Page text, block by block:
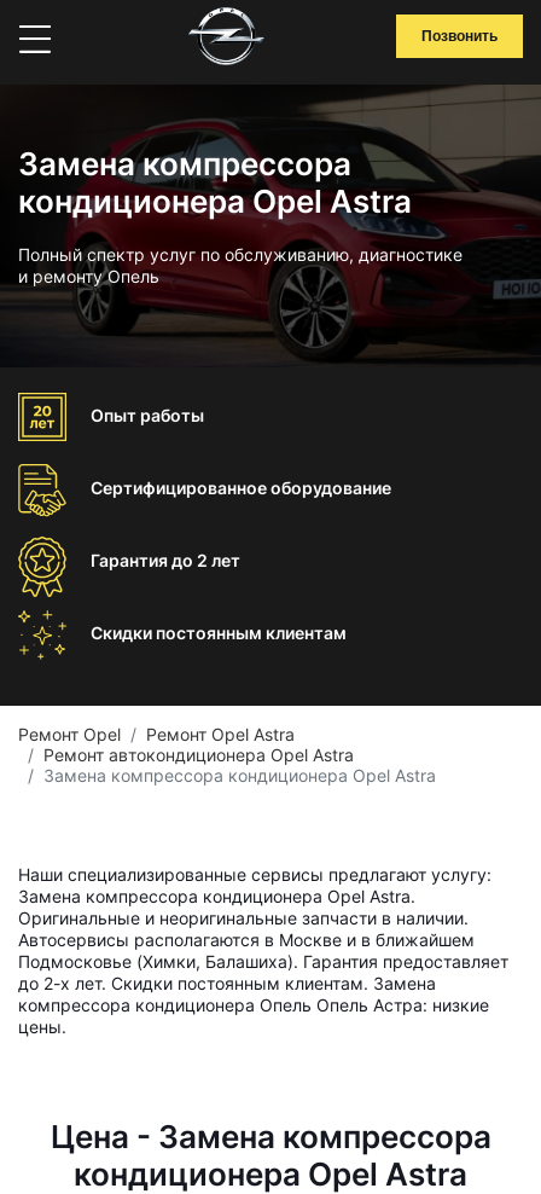
Позвонить
Замена компрессора
кондиционера Opel Astra
Полный спектр услуг по обслуживанию, диагностике
и ремонту Опель
Опыт работы
Сертифицированноеоборудование
Гарантиядо 2 лет
Скидки постоянным клиентам
Ремонт Opel
Ремонт Opel Astra
Ремонт автокондиционера Opel Astra
Замена компрессора кондиционера Opel Astra
Наши специализированные сервисы предлагают услугу:
Замена компрессора кондиционера Opel Astra.
Оригинальные и неоригинальные запчасти в наличии.
Автосервисы располагаются в Москве и в ближайшем
Подмосковье (Химки, Балашиха). Гарантия предоставляет
до 2-х лет. Скидки постоянным клиентам. Замена
компрессора кондиционера Опель Опель Астра: низкие
цены.
Цена - Замена компрессора
кондиционера Opel Astra